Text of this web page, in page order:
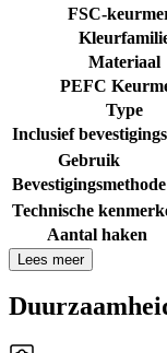
FSC-
Materiaal
PEFC
Type
Inclusief
Gebruik
Bevestigingsmethode
Technische
Aantal haken
Lees meer